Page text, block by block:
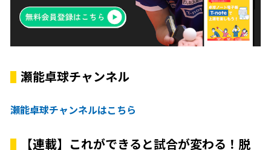
瀬能卓球チャンネル
瀬能卓球チャンネルはこちら
【連載】これができると試合が変わる！脱